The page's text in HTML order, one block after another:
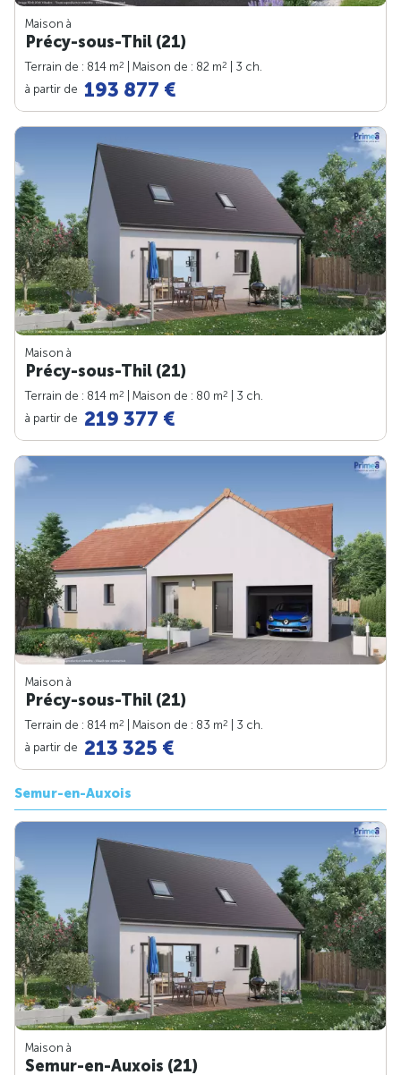
Maison à
Précy-sous-Thil (21)
Terrain de : 814 m2 | Maison de : 82 m2
| 3 ch.
à partir de 193 877 €
Maison à
Précy-sous-Thil (21)
Terrain de : 814 m2 | Maison de : 80 m2
| 3 ch.
à partir de 219 377 €
Maison à
Précy-sous-Thil (21)
Terrain de : 814 m2 | Maison de : 83 m2
| 3 ch.
à partir de 213 325 €
Semur-en-Auxois
Maison à
Semur-en-Auxois (21)